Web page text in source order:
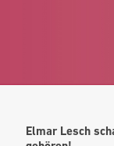
Elmar Lesch